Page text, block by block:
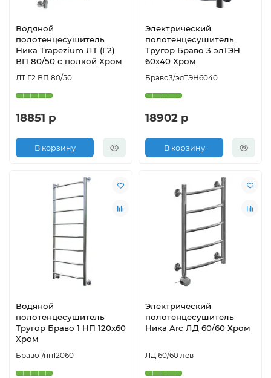
Водяной
полотенцесушитель
Ника Trapezium ЛТ (Г2)
ВП 80/50 с полкой Хром
ЛТ Г2 ВП 80/50
18851 р
В корзину
Электрический
полотенцесушитель
Тругор Браво 3 элТЭН
60x40 Хром
Браво3/элТЭН6040
18902 р
В корзину
Водяной
полотенцесушитель
Тругор Браво 1 НП 120x60
Хром
Браво1/нп12060
Электрический
полотенцесушитель
Ника Arc ЛД 60/60 Хром
ЛД 60/60 лев